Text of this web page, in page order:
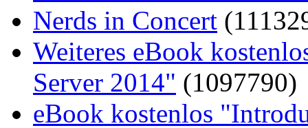
Nerds in Concert
Weiteres eBook
Server 2014" (1097790)
eBook kostenlos